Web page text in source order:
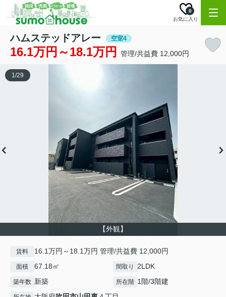
お気に入り
0
ハムステッドアレー 空室4
16.1万円～18.1万円 管理/共益費 12,000円
【外観】
1/29
賃料 16.1万円～18.1万円 管理/共益費 12,000円
面積 67.18㎡ 間取り 2LDK
築年数 新築 所在階 1階/3階建